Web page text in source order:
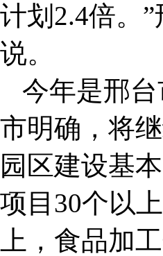
计划2.4倍。
说。
今年是邢
市明确，将
园区建设基
项目30个以
上，食品加